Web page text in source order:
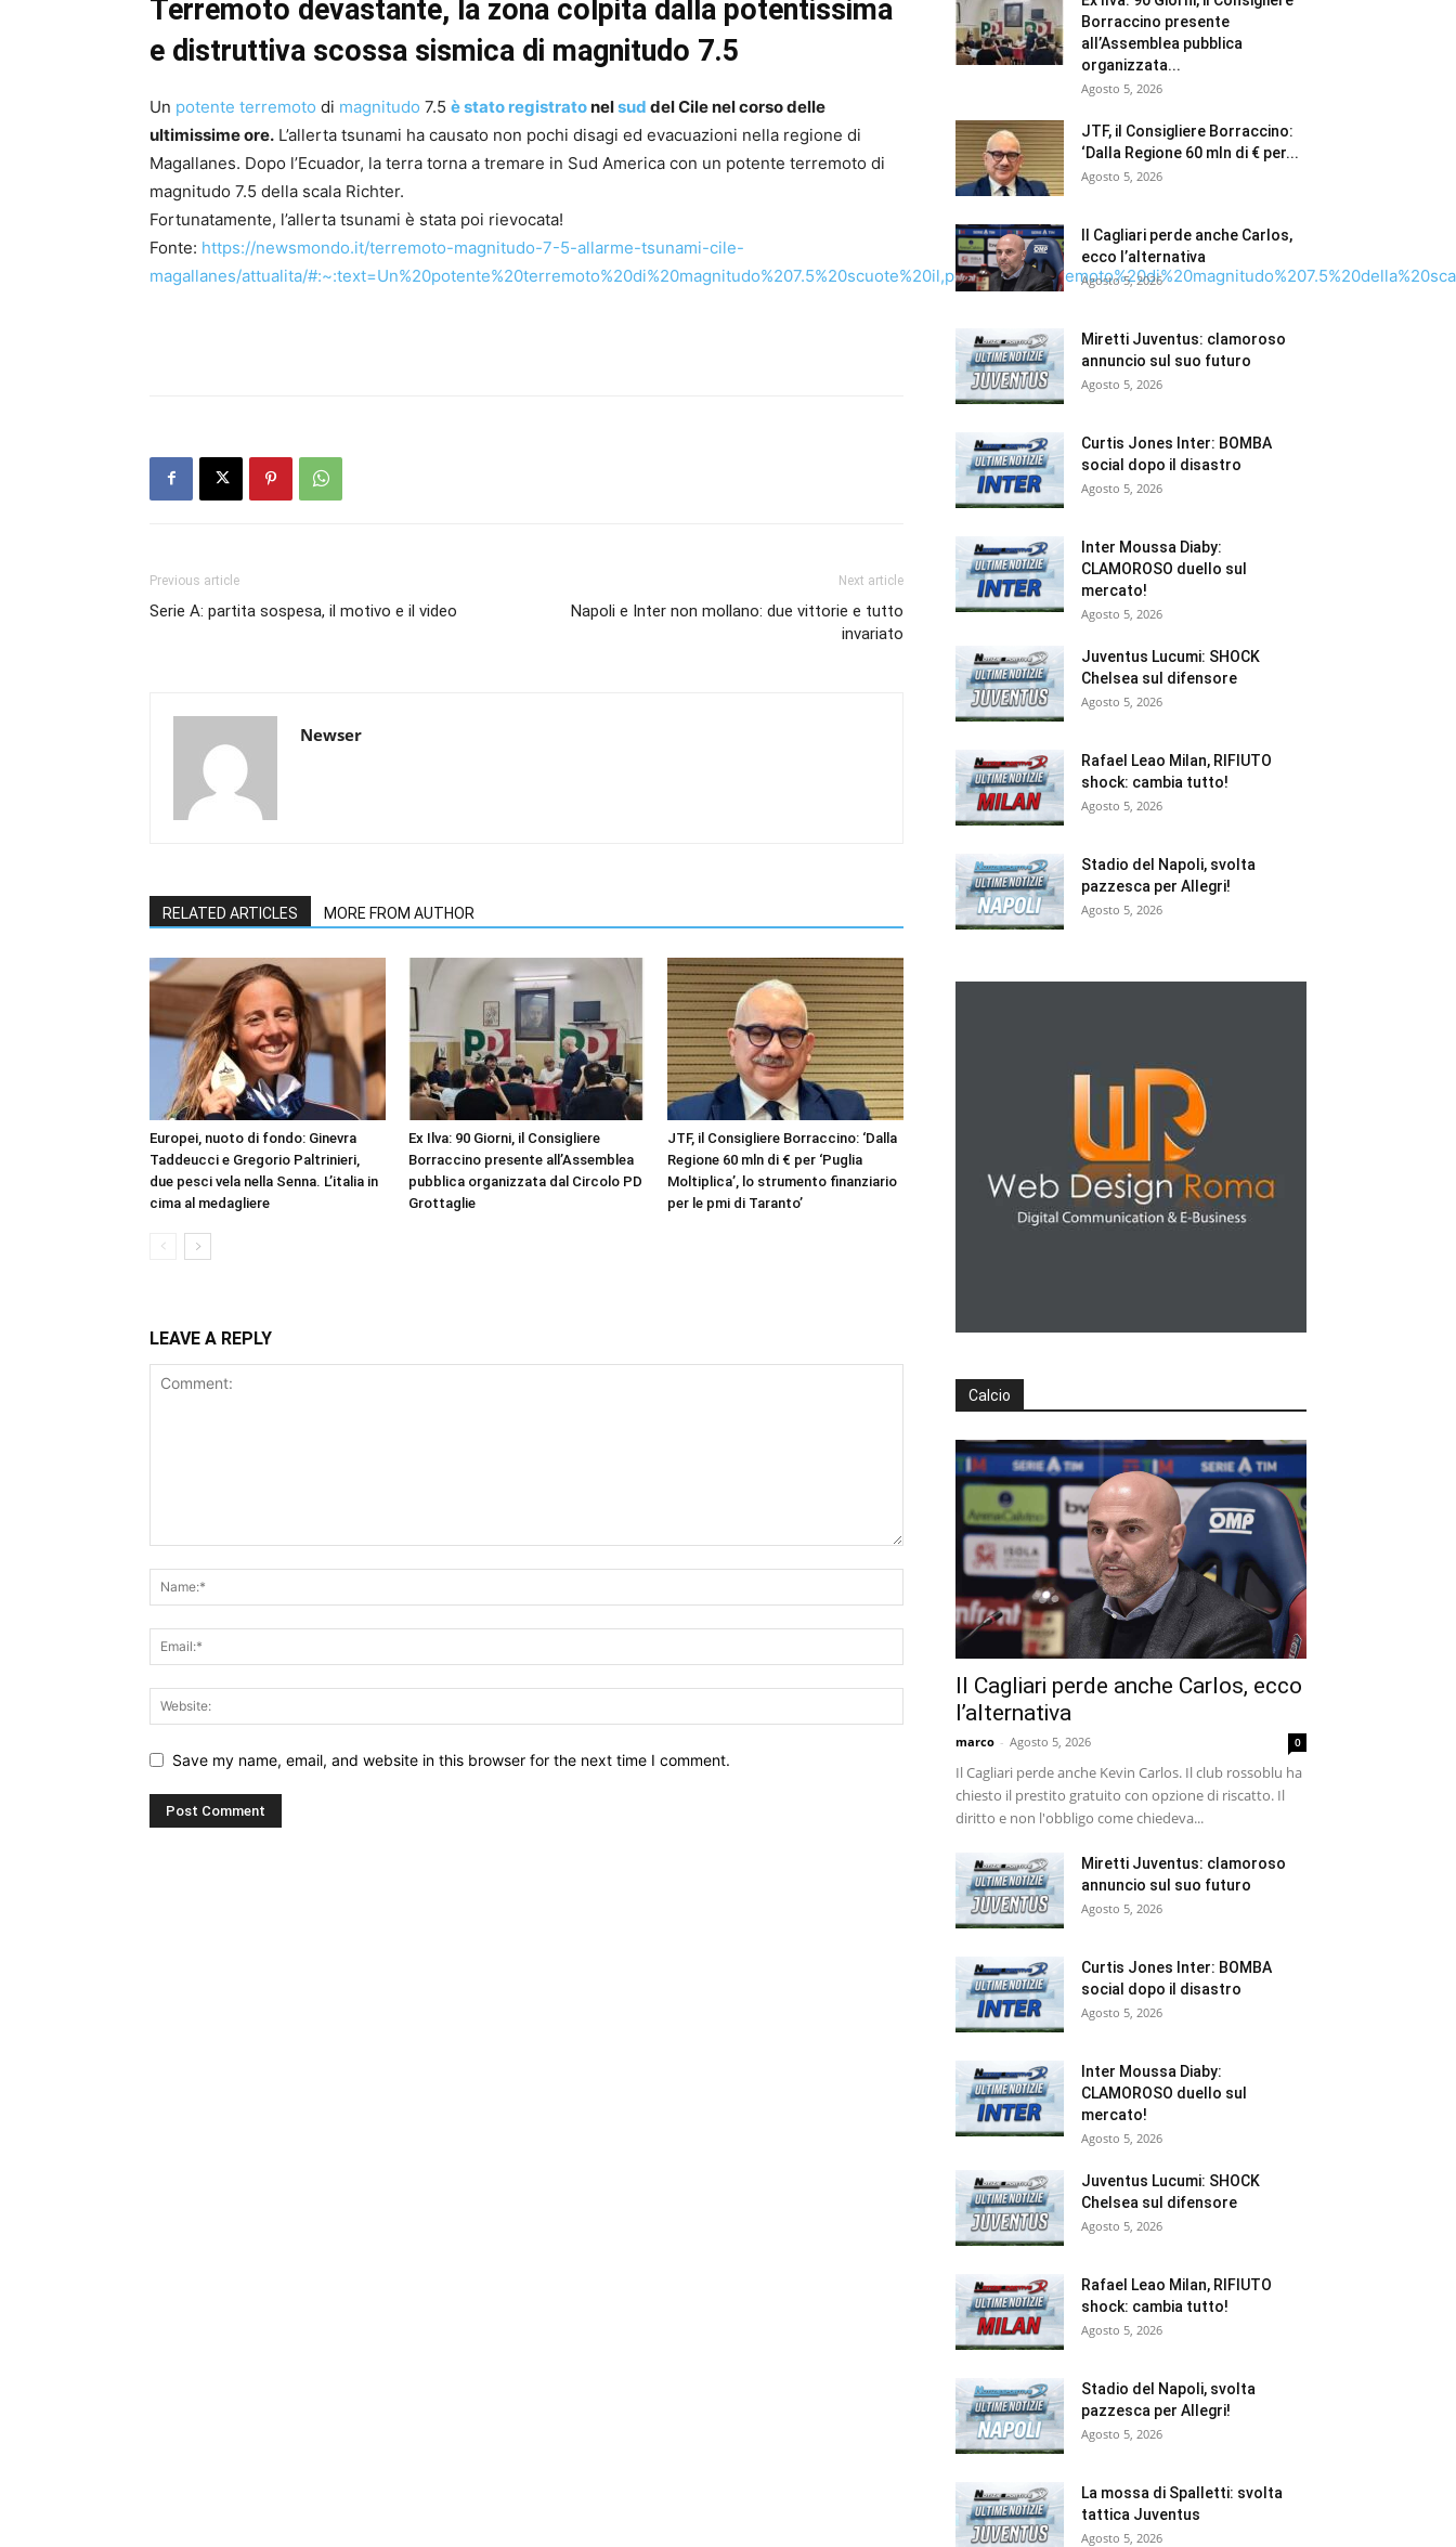
Terremoto devastante, la zona colpita dalla potentissima
e distruttiva scossa sismica di magnitudo 7.5
Un potente terremoto di magnitudo 7.5 è stato registratonelsud del Cile nel corso delle
ultimissime ore. L’allerta tsunami ha causato non pochi disagi ed evacuazioni nella regione di
Magallanes. Dopo l’Ecuador, la terra torna a tremare in Sud America con un potente terremoto di
magnitudo 7.5 della scala Richter.
Fortunatamente, l’allerta tsunami è stata poi rievocata!
Fonte: https://newsmondo.it/terremoto-magnitudo-7-5-allarme-tsunami-cile-
magallanes/attualita/
Previous article
Serie A: partita sospesa, il motivo e il video
Next article
Napoli e Inter non mollano: due vittorie e tutto
invariato
Newser
RELATED ARTICLES MORE FROM AUTHOR
Europei, nuoto di fondo: Ginevra
Taddeucci e Gregorio Paltrinieri,
due pesci vela nella Senna. L’italia in
cima al medagliere
Ex Ilva: 90 Giorni, il Consigliere
Borraccino presente all’Assemblea
pubblica organizzata dal Circolo PD
Grottaglie
JTF, il Consigliere Borraccino: ‘Dalla
Regione 60 mln di € per ‘Puglia
Moltiplica’, lo strumento finanziario
per le pmi di Taranto’
LEAVE A REPLY
Save my name, email, and website in this browser for the next time I comment.
Borraccino presente
all’Assemblea pubblica
organizzata...
Agosto 5, 2026
JTF, il Consigliere Borraccino:
‘Dalla Regione 60 mln di € per...
Agosto 5, 2026
Il Cagliari perde anche Carlos,
ecco l’alternativa
Agosto 5, 2026
Miretti Juventus: clamoroso
annuncio sul suo futuro
Agosto 5, 2026
Curtis Jones Inter: BOMBA
social dopo il disastro
Agosto 5, 2026
Inter Moussa Diaby:
CLAMOROSO duello sul
mercato!
Agosto 5, 2026
Juventus Lucumi: SHOCK
Chelsea sul difensore
Agosto 5, 2026
Rafael Leao Milan, RIFIUTO
shock: cambia tutto!
Agosto 5, 2026
Stadio del Napoli, svolta
pazzesca per Allegri!
Agosto 5, 2026
Calcio
Il Cagliari perde anche Carlos, ecco
l’alternativa
marco - Agosto 5, 2026 0
Il Cagliari perde anche Kevin Carlos. Il club rossoblu ha
chiesto il prestito gratuito con opzione di riscatto. Il
diritto e non l'obbligo come chiedeva...
Miretti Juventus: clamoroso
annuncio sul suo futuro
Agosto 5, 2026
Curtis Jones Inter: BOMBA
social dopo il disastro
Agosto 5, 2026
Inter Moussa Diaby:
CLAMOROSO duello sul
mercato!
Agosto 5, 2026
Juventus Lucumi: SHOCK
Chelsea sul difensore
Agosto 5, 2026
Rafael Leao Milan, RIFIUTO
shock: cambia tutto!
Agosto 5, 2026
Stadio del Napoli, svolta
pazzesca per Allegri!
Agosto 5, 2026
La mossa di Spalletti: svolta
tattica Juventus
Agosto 5, 2026